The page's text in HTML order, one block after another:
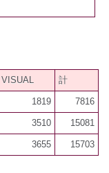
VISUAL 計
1819 7816
3510 15081
3655 15703